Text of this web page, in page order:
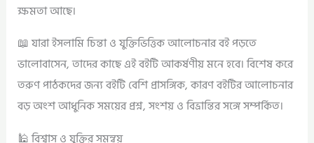
ক্ষমতা আছে।
📖 যারা ইসলামি চিন্তা ও যুক্তিভিত্তিক আলোচনার বই পড়তে
ভালোবাসেন, তাদের কাছে এই বইটি আকর্ষণীয় মনে হবে। বিশেষ করে
তরুণ পাঠকদের জন্য বইটি বেশি প্রাসঙ্গিক, কারণ বইটির আলোচনার
বড় অংশ আধুনিক সময়ের প্রশ্ন, সংশয় ও বিভ্রান্তির সঙ্গে সম্পর্কিত।
🕌 বিশ্বাস ও যুক্তির সমন্বয়